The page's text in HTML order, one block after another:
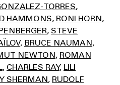
TORRES
HAMMONS RONI HORN
STEVE
BRUCE NAUMAN
NEWTON ROMAN
CHARLES RAY LILI
SHERMAN RUDOLF